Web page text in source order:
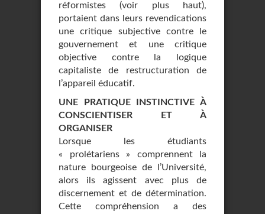
réformistes (voir plus haut),
portaient dans leurs revendications
une critique subjective contre le
gouvernement et une critique
objective contre la logique
capitaliste de restructuration de
l’appareil éducatif.
UNE PRATIQUE INSTINCTIVE À
CONSCIENTISER ET À
ORGANISER
Lorsque les étudiants
« prolétariens » comprennent la
nature bourgeoise de l’Université,
alors ils agissent avec plus de
discernement et de détermination.
Cette compréhension a des